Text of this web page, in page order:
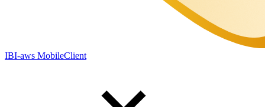
IBI-aws MobileClient